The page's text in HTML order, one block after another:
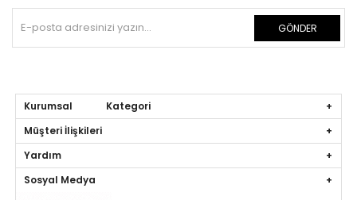
GÖNDER
Kurumsal Kategori
Müşteri İlişkileri
Yardım
Sosyal Medya